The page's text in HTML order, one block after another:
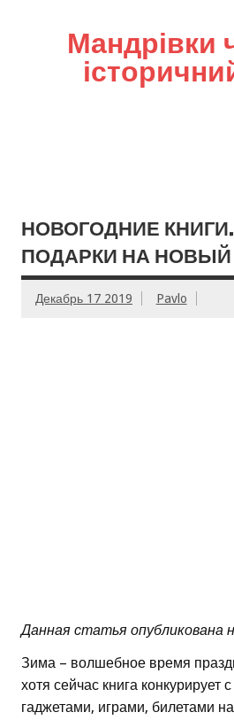
Мандрівки
НОВОГОДНИЕ
ПОДАРКИ НА НОВЫЙ
Декабрь 17 2019 Pavlo
Данная статья опубликована
Зима – волшебное время
хотя сейчас книга конкурирует
гаджетами, играми, билетами